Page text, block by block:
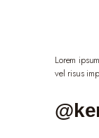
Lorem
vel risus